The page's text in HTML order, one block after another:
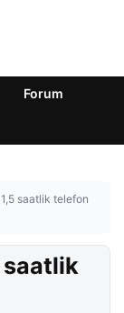
Forum
saatlik telefon
saatlik